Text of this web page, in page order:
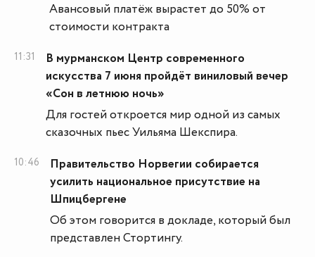
Авансовый платёж вырастет до 50% от
стоимости контракта
11:31
В мурманском Центр современного
искусства 7 июня пройдёт виниловый вечер
«Сон в летнюю ночь»
Для гостей откроется мир одной из самых
сказочных пьес Уильяма Шекспира.
10:46
Правительство Норвегии собирается
усилить национальное присутствие на
Шпицбергене
Об этом говорится в докладе, который был
представлен Стортингу.